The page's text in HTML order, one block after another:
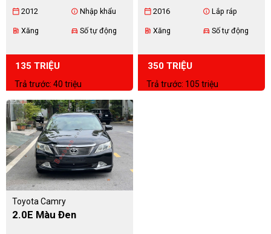
calendar_today 2012 info Nhập khẩu
ev_station Xăng directions_car Số tự động
135 TRIỆU
Trả trước: 40 triệu
calendar_today 2016 info Lắp ráp
ev_station Xăng directions_car Số tự động
350 TRIỆU
Trả trước: 105 triệu
Toyota Camry
2.0E Màu Đen